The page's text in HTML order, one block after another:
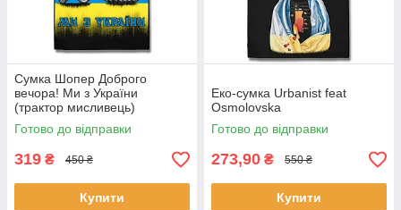
Сумка Шопер Доброго
вечора! Ми з України
(трактор мисливець)
Готово до відправки
319 ₴ 450 ₴
Купити
Еко-сумка Urbanist feat
Osmolovska
Готово до відправки
273,90 ₴ 550 ₴
Купити